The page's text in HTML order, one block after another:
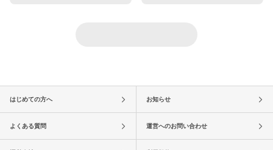
はじめての方へ お知らせ
よくある質問 運営へのお問い合わせ